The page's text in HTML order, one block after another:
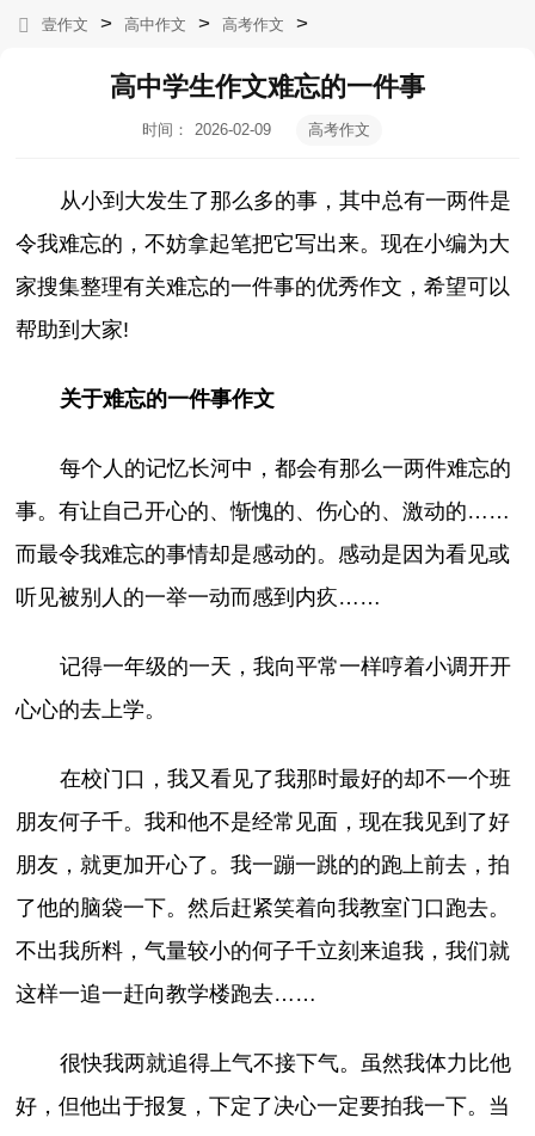
壹作文 > 高中作文 > 高考作文 >
高中学生作文难忘的一件事
时间：
2026-02-09
高考作文
从小到大发生了那么多的事，其中总有一两件是
令我难忘的，不妨拿起笔把它写出来。现在小编为大
家搜集整理有关难忘的一件事的优秀作文，希望可以
帮助到大家!
关于难忘的一件事作文
每个人的记忆长河中，都会有那么一两件难忘的
事。有让自己开心的、惭愧的、伤心的、激动的……
而最令我难忘的事情却是感动的。感动是因为看见或
听见被别人的一举一动而感到内疚……
记得一年级的一天，我向平常一样哼着小调开开
心心的去上学。
在校门口，我又看见了我那时最好的却不一个班
朋友何子千。我和他不是经常见面，现在我见到了好
朋友，就更加开心了。我一蹦一跳的的跑上前去，拍
了他的脑袋一下。然后赶紧笑着向我教室门口跑去。
不出我所料，气量较小的何子千立刻来追我，我们就
这样一追一赶向教学楼跑去……
很快我两就追得上气不接下气。虽然我体力比他
好，但他出于报复，下定了决心一定要拍我一下。当